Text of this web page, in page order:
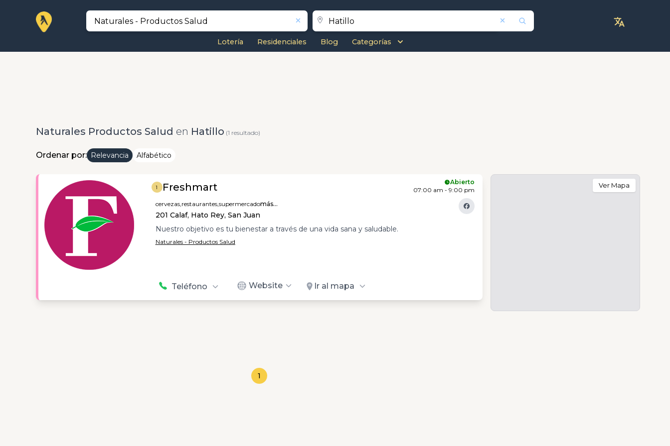
Lotería Residenciales Blog Categorías
Naturales Productos Salud en Hatillo (1 resultado)
Ordenar por: Relevancia Alfabético
1 Freshmart
cervezas,restaurantes,supermercadomás...
201 Calaf, Hato Rey, San Juan
Nuestro objetivo es tu bienestar a través de una vida sana y saludable.
Naturales - Productos Salud
Teléfono Website Ir al mapa
Abierto
07:00 am - 9:00 pm
1
Ver Mapa